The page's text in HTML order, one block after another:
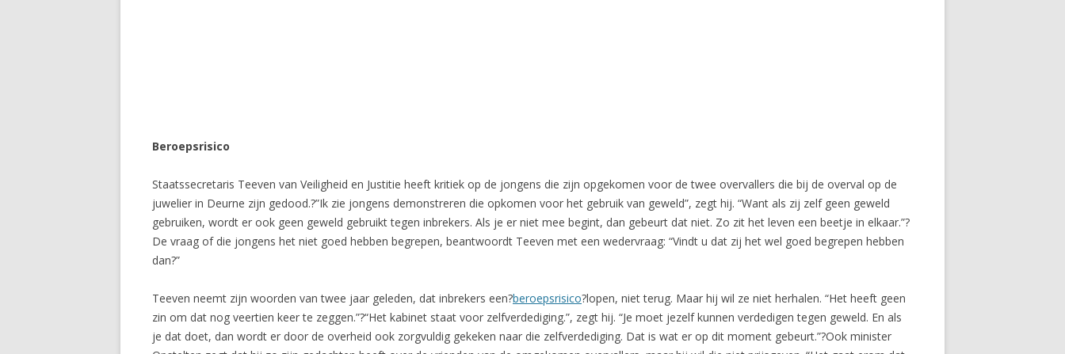
Beroepsrisico
Staatssecretaris Teeven van Veiligheid en Justitie heeft kritiek op de jongens die zijn opgekomen voor de twee overvallers die bij de overval op de
juwelier in Deurne zijn gedood.?”Ik zie jongens demonstreren die opkomen voor het gebruik van geweld”, zegt hij. “Want als zij zelf geen geweld
gebruiken, wordt er ook geen geweld gebruikt tegen inbrekers. Als je er niet mee begint, dan gebeurt dat niet. Zo zit het leven een beetje in elkaar.”?
De vraag of die jongens het niet goed hebben begrepen, beantwoordt Teeven met een wedervraag: “Vindt u dat zij het wel goed begrepen hebben
dan?”
Teeven neemt zijn woorden van twee jaar geleden, dat inbrekers een?beroepsrisico?lopen, niet terug. Maar hij wil ze niet herhalen. “Het heeft geen
zin om dat nog veertien keer te zeggen.”?“Het kabinet staat voor zelfverdediging.”, zegt hij. “Je moet jezelf kunnen verdedigen tegen geweld. En als
je dat doet, dan wordt er door de overheid ook zorgvuldig gekeken naar die zelfverdediging. Dat is wat er op dit moment gebeurt.”?Ook minister